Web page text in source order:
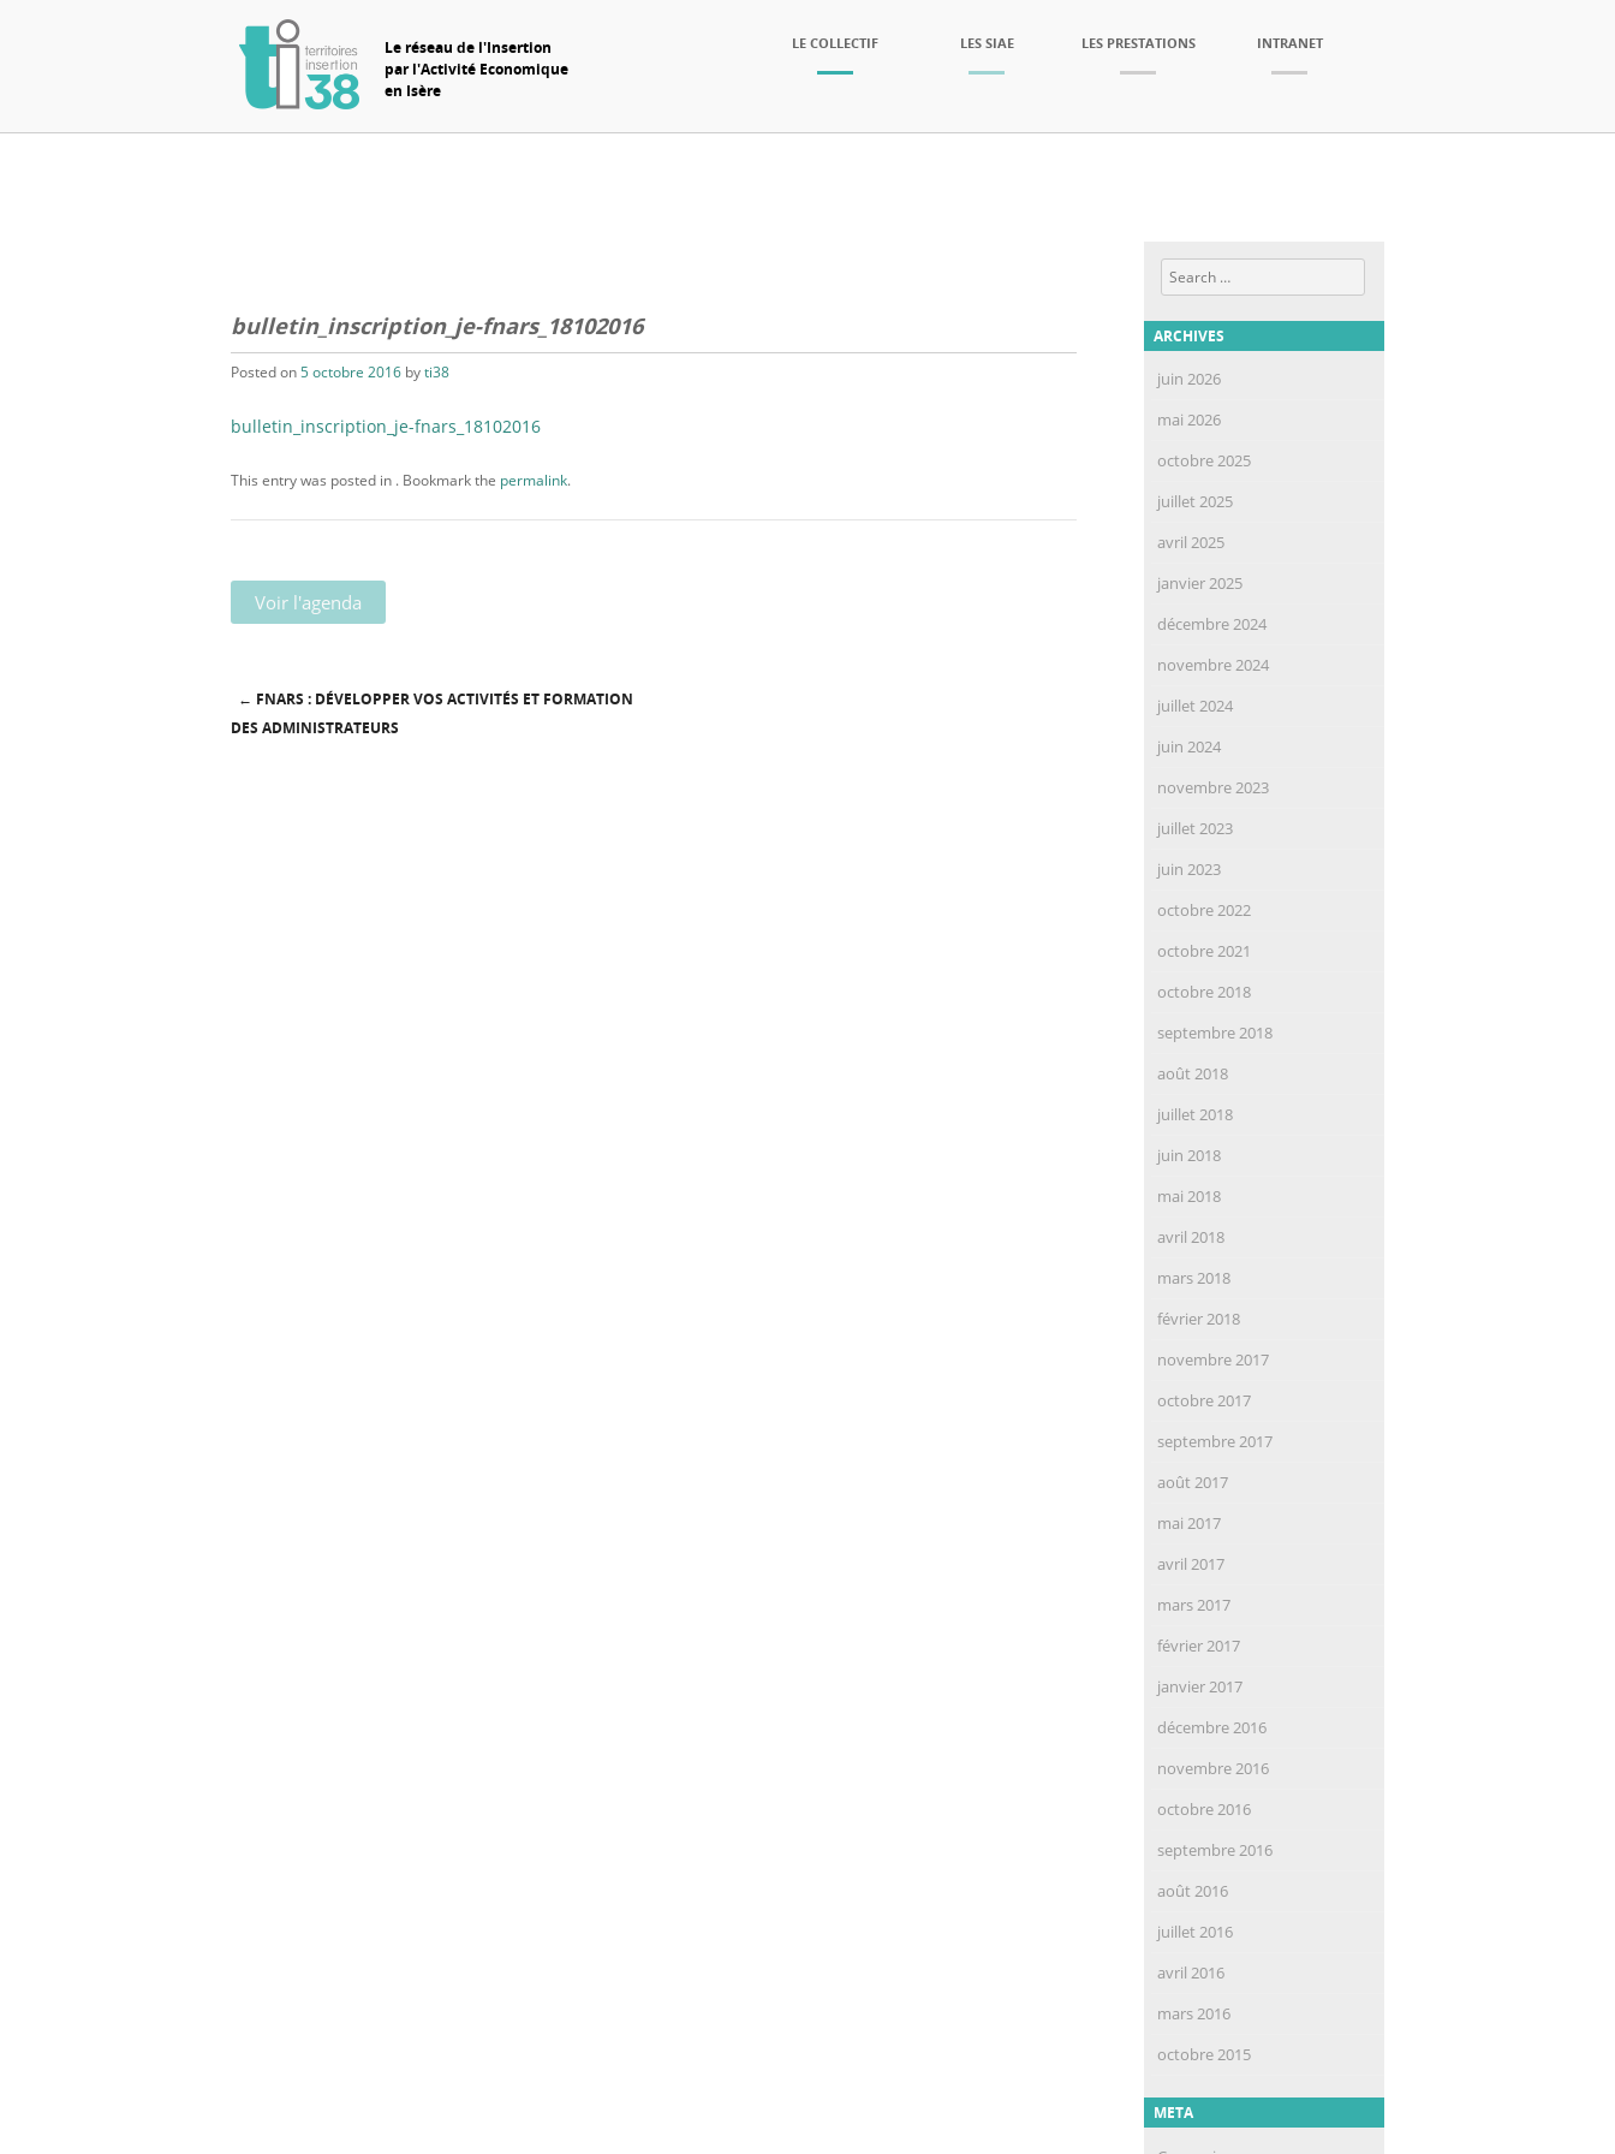
Le réseau de l'Insertion
par l'Activité Economique
en Isère
LE COLLECTIF LES SIAE LES PRESTATIONS INTRANET
bulletin_inscription_je-fnars_18102016
Posted on5 octobre 2016 byti38
bulletin_inscription_je-fnars_18102016
This entry was posted in . Bookmark the permalink.
Voir l'agenda
Post navigation
← FNARS : DÉVELOPPER VOS ACTIVITÉS ET FORMATION
DES ADMINISTRATEURS
Search
ARCHIVES
juin 2026
mai 2026
octobre 2025
juillet 2025
avril 2025
janvier 2025
décembre 2024
novembre 2024
juillet 2024
juin 2024
novembre 2023
juillet 2023
juin 2023
octobre 2022
octobre 2021
octobre 2018
septembre 2018
août 2018
juillet 2018
juin 2018
mai 2018
avril 2018
mars 2018
février 2018
novembre 2017
octobre 2017
septembre 2017
août 2017
mai 2017
avril 2017
mars 2017
février 2017
janvier 2017
décembre 2016
novembre 2016
octobre 2016
septembre 2016
août 2016
juillet 2016
avril 2016
mars 2016
octobre 2015
META